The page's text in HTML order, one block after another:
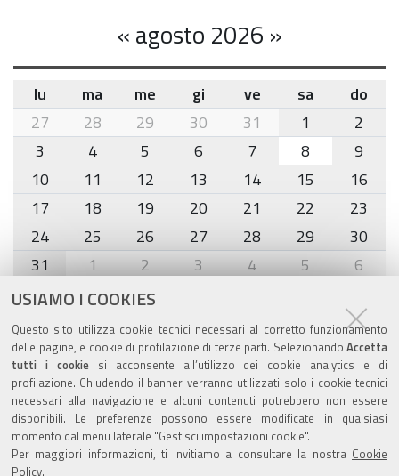
USIAMO I COOKIES
Questo sito utilizza cookie tecnici necessari al corretto funzionamento
delle pagine, e cookie di profilazione di terze parti. Selezionando Accetta
tutti i cookiesi acconsente all’utilizzo dei cookie analytics e di
profilazione. Chiudendo il banner verranno utilizzati solo i cookie tecnici
necessari alla navigazione e alcuni contenuti potrebbero non essere
disponibili. Le preferenze possono essere modificate in qualsiasi
momento dal menu laterale "Gestisci impostazioni cookie".
Per maggiori informazioni, ti invitiamo a consultare la nostra Cookie
Policy.
«agosto 2026 »
month-
8
lu ma me gi ve sa
do
27
28 29 30 31 1
2
3
4 5 6 7 8
9
10
11 12 13 14 15
16
17
18 19 20 21 22
23
24
25 26 27 28 29
30
31
1 2 3 4 5 6
Agenda eventi
torna alla sezione
Valuta questo sito